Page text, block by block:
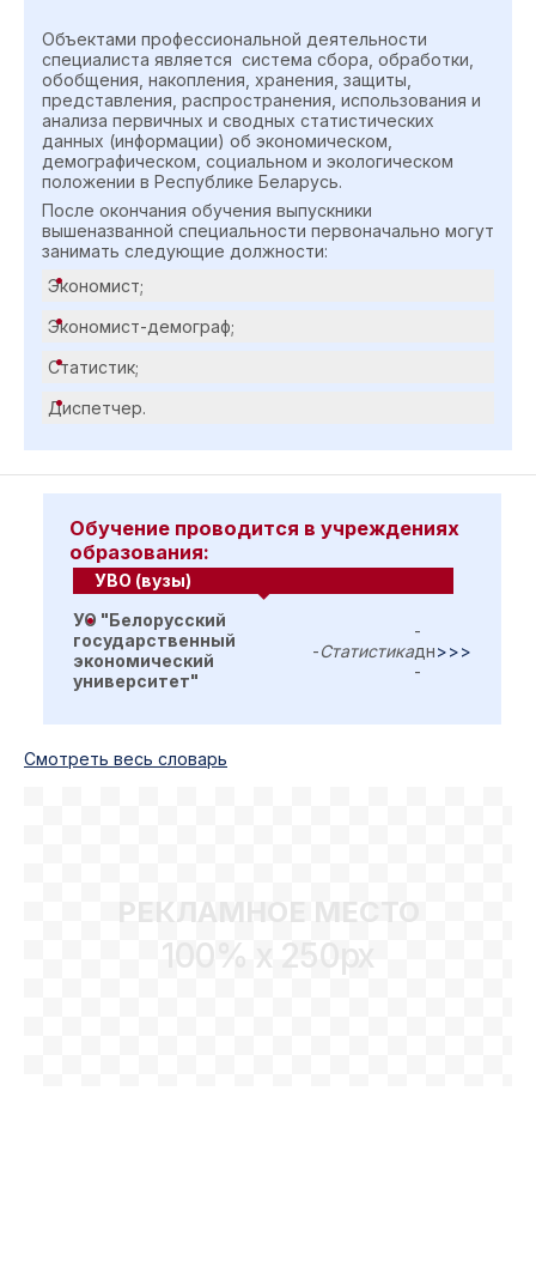
Объектами профессиональной деятельности
специалиста является система сбора, обработки,
обобщения, накопления, хранения, защиты,
представления, распространения, использования и
анализа первичных и сводных статистических
данных (информации) об экономическом,
демографическом, социальном и экологическом
положении в Республике Беларусь.
После окончания обучения выпускники
вышеназванной специальности первоначально могут
занимать следующие должности:
Экономист;
Экономист-демограф;
Статистик;
Диспетчер.
Обучение проводится в учреждениях
образования:
УВО (вузы)
УО "Белорусский
государственный
экономический
университет"
-Статистика
-
дн
-
>>>
Cмотреть весь словарь
РЕКЛАМНОЕ МЕСТО
100% x 250px